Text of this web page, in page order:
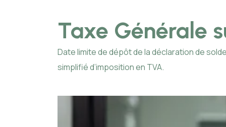
Taxe Générale
Date limite de dépôt de la déclaration de
simplifié d’imposition en TVA.